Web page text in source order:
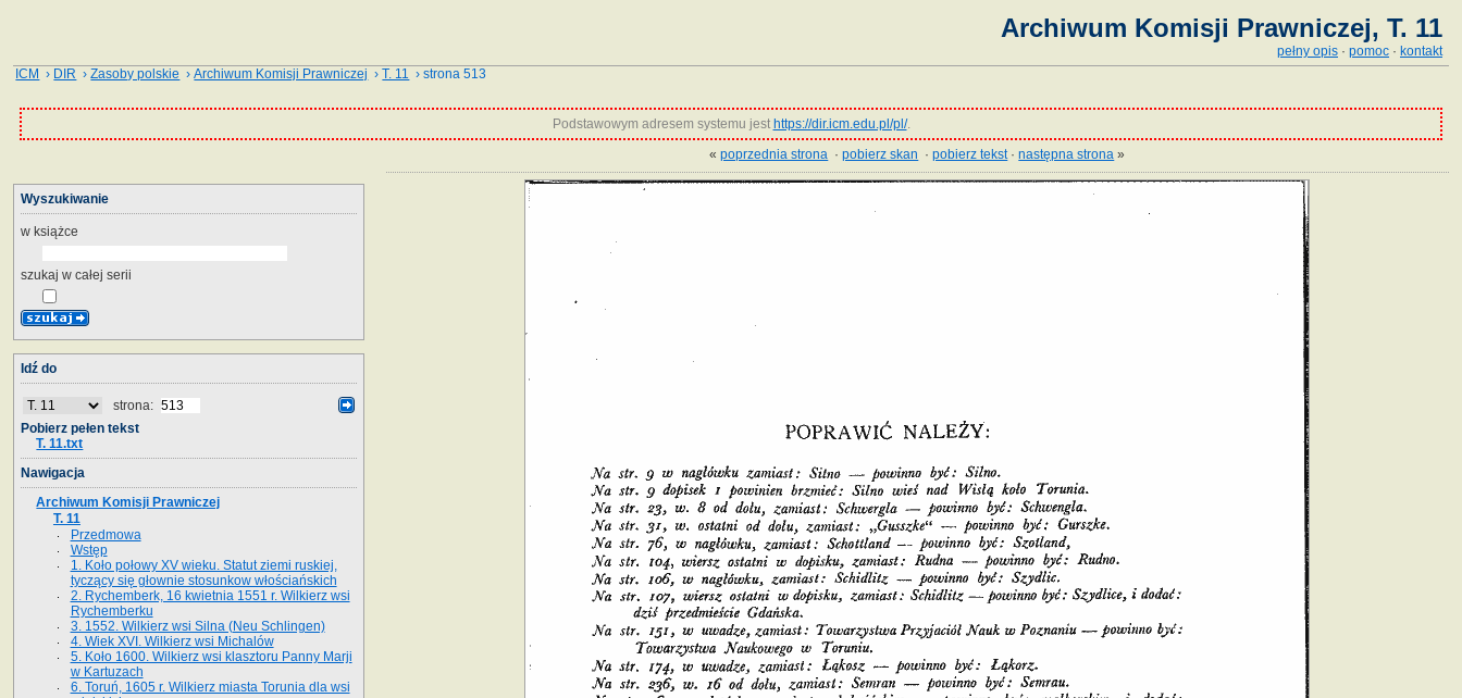
Archiwum Komisji Prawniczej, T. 11
pełny opis · pomoc · kontakt
ICM › DIR ›Zasoby polskie ›Archiwum Komisji Prawniczej ›T. 11 › strona 513
Podstawowym adresem systemu jest https://dir.icm.edu.pl/pl/.
«poprzednia strona ·pobierz skan ·pobierz tekst·następna strona »
Wyszukiwanie
w książce
szukaj w całej serii
Idź do
strona:
Pobierz pełen tekst
T. 11.txt
Nawigacja
Archiwum Komisji Prawniczej
T. 11
Przedmowa
Wstęp
1. Koło połowy XV wieku. Statut ziemi ruskiej,
tyczący się głownie stosunkow włościańskich
2. Rychemberk, 16 kwietnia 1551 r. Wilkierz wsi
Rychemberku
3. 1552. Wilkierz wsi Silna (Neu Schlingen)
4. Wiek XVI. Wilkierz wsi Michalów
5. Koło 1600. Wilkierz wsi klasztoru Panny Marji
w Kartuzach
6. Toruń, 1605 r. Wilkierz miasta Torunia dla wsi